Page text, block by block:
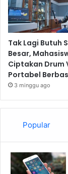
Tak Lagi Butuh
Besar,
Ciptakan Drum
Portabel
3 minggu ago
Popular